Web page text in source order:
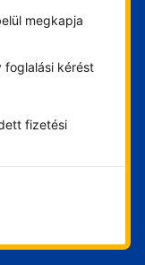
megkapja
foglalási kérést
fizetési